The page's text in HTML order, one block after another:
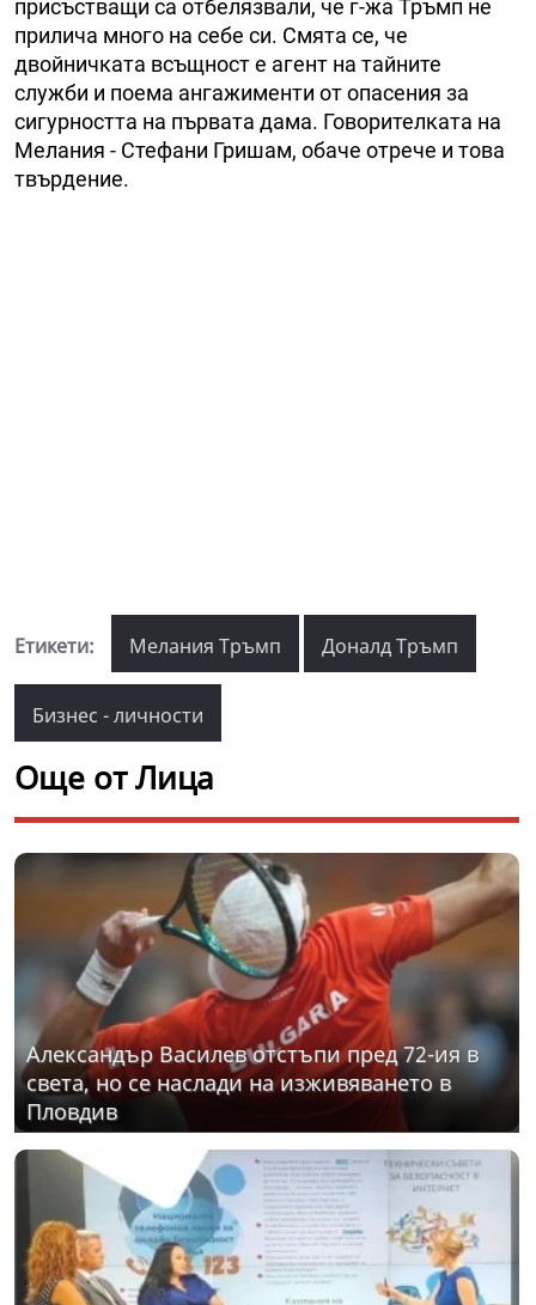
присъстващи са отбелязвали, че г-жа Тръмп не
прилича много на себе си. Смята се, че
двойничката всъщност е агент на тайните
служби и поема ангажименти от опасения за
сигурността на първата дама. Говорителката на
Мелания - Стефани Гришам, обаче отрече и това
твърдение.
Етикети: Мелания Тръмп Доналд Тръмп
Бизнес - личности
Още от Лица
Александър Василев отстъпи пред 72-ия в
света, но се наслади на изживяването в
Пловдив